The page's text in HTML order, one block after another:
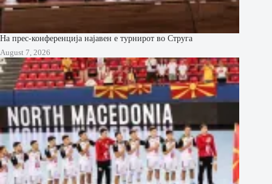
На прес-конференција најавен е турнирот во Струга
August 7, 2026